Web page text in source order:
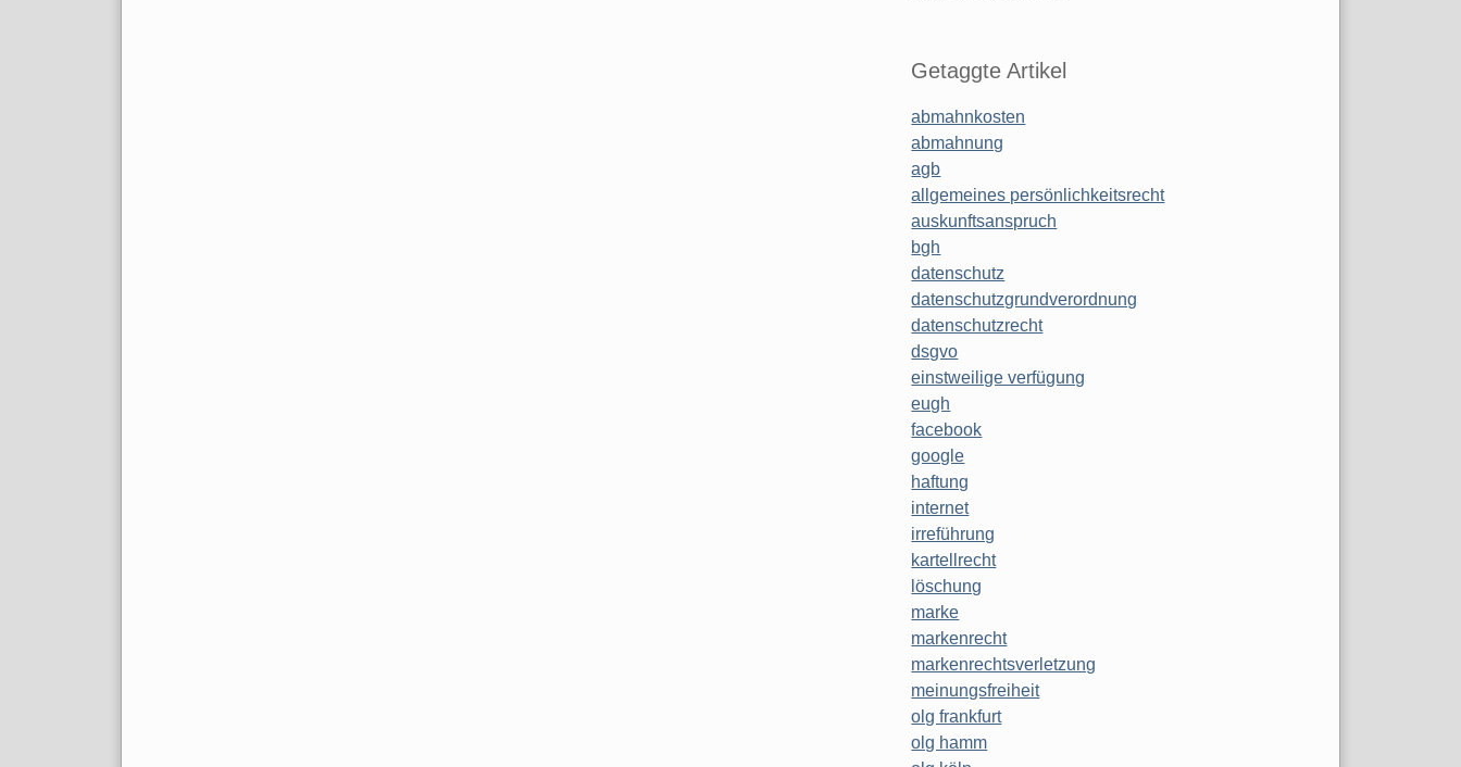
Getaggte Artikel
abmahnkosten
abmahnung
agb
allgemeines persönlichkeitsrecht
auskunftsanspruch
bgh
datenschutz
datenschutzgrundverordnung
datenschutzrecht
dsgvo
einstweilige verfügung
eugh
facebook
google
haftung
internet
irreführung
kartellrecht
löschung
marke
markenrecht
markenrechtsverletzung
meinungsfreiheit
olg frankfurt
olg hamm